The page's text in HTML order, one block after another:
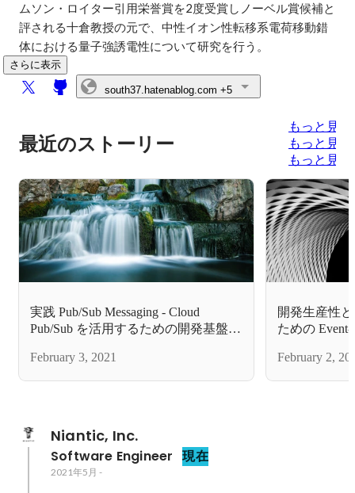
ムソン・ロイター引用栄誉賞を2度受賞しノーベル賞候補と
評される十倉教授の元で、中性イオン性転移系電荷移動錯
体における量子強誘電性について研究を行う。
さらに表示
south37.hatenablog.com +5
最近のストーリー
もっと見る
もっと見る
もっと見る
実践 Pub/Sub Messaging - Cloud
Pub/Sub を活用するための開発基盤を
February 3, 2021
開発生産性
ための
ャを求めて
February 2,
Niantic, Inc.
Software Engineer 現在
2021年5月 -